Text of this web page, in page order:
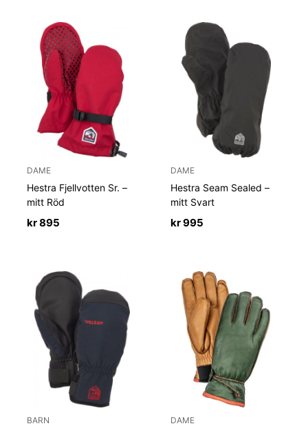
DAME
Hestra Fjellvotten Sr. –
mitt Röd
kr895
DAME
Hestra Seam Sealed –
mitt Svart
kr995
BARN DAME